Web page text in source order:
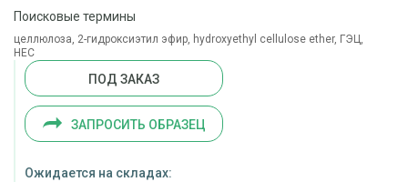
Поисковые термины
целлюлоза, 2-гидроксиэтил эфир, hydroxyethyl cellulose ether, ГЭЦ,
HEC
ПОД ЗАКАЗ
ЗАПРОСИТЬ ОБРАЗЕЦ
Ожидается на складах: